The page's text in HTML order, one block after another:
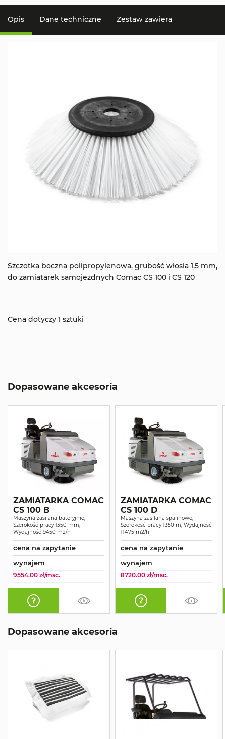
Opis Dane techniczne Zestaw zawiera
Szczotka boczna polipropylenowa, grubość włosia 1,5 mm,
do zamiatarek samojezdnych Comac CS 100 i CS 120
Cena dotyczy 1 sztuki
Dopasowane akcesoria
ZAMIATARKA COMAC
CS 100 B
Maszyna zasilana bateryjnie,
Szerokość pracy 1350 mm,
Wydajność 9450 m2/h
cena na zapytanie
wynajem
9554.00 zł/msc.
ZAMIATARKA COMAC
CS 100 D
Maszyna zasilana spalinowo,
Szerokość pracy 1350 m, Wydajność
11475 m2/h
cena na zapytanie
wynajem
8720.00 zł/msc.
Dopasowane akcesoria